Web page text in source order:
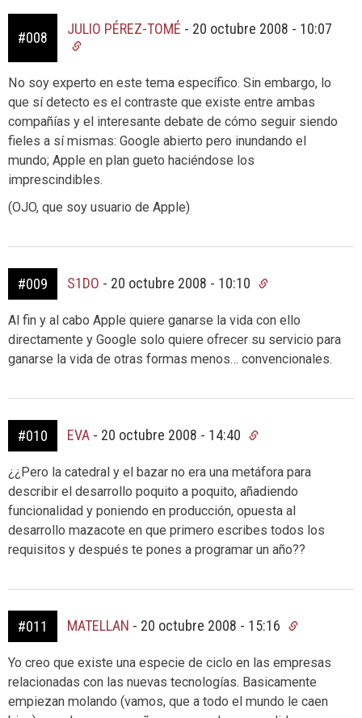
#008
JULIO PÉREZ-TOMÉ - 20 octubre 2008 - 10:07
No soy experto en este tema específico. Sin embargo, lo
que sí detecto es el contraste que existe entre ambas
compañías y el interesante debate de cómo seguir siendo
fieles a sí mismas: Google abierto pero inundando el
mundo; Apple en plan gueto haciéndose los
imprescindibles.
(OJO, que soy usuario de Apple)
#009 S1DO - 20 octubre 2008 - 10:10
Al fin y al cabo Apple quiere ganarse la vida con ello
directamente y Google solo quiere ofrecer su servicio para
ganarse la vida de otras formas menos… convencionales.
#010 EVA - 20 octubre 2008 - 14:40
¿¿Pero la catedral y el bazar no era una metáfora para
describir el desarrollo poquito a poquito, añadiendo
funcionalidad y poniendo en producción, opuesta al
desarrollo mazacote en que primero escribes todos los
requisitos y después te pones a programar un año??
#011 MATELLAN - 20 octubre 2008 - 15:16
Yo creo que existe una especie de ciclo en las empresas
relacionadas con las nuevas tecnologías. Basicamente
empiezan molando (vamos, que a todo el mundo le caen